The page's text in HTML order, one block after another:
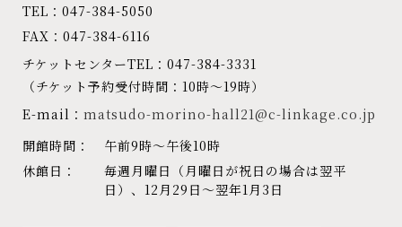
TEL：047-384-5050
FAX：047-384-6116
チケットセンターTEL：047-384-3331
（チケット予約受付時間：10時～19時）
E-mail： matsudo-morino-hall21@c-linkage.co.jp
開館時間：
午前9時～午後10時
休館日：
毎週月曜日（月曜日が祝日の場合は翌平
日）、12月29日～翌年1月3日